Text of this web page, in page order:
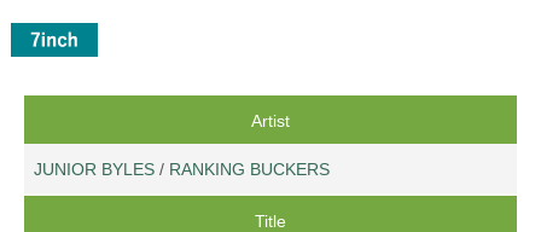
Artist
JUNIOR BYLES / RANKING BUCKERS
Title